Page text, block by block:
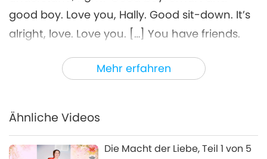
36:25
Zusammenstellung II, Teil 7
von 7
Zwischen Meisterin und Schülern
Mehr erfahren
good boy. Love you, Hally. Good sit-down. It’s
alright, love. Love you. […] You have friends.
more. No jealous, no... I love you. Love, love,
know, Benny? There’s only 24 hours a day and
come everybody demands and wants to play
Ähnliche Videos
Die Macht der Liebe, Teil 1 von 5